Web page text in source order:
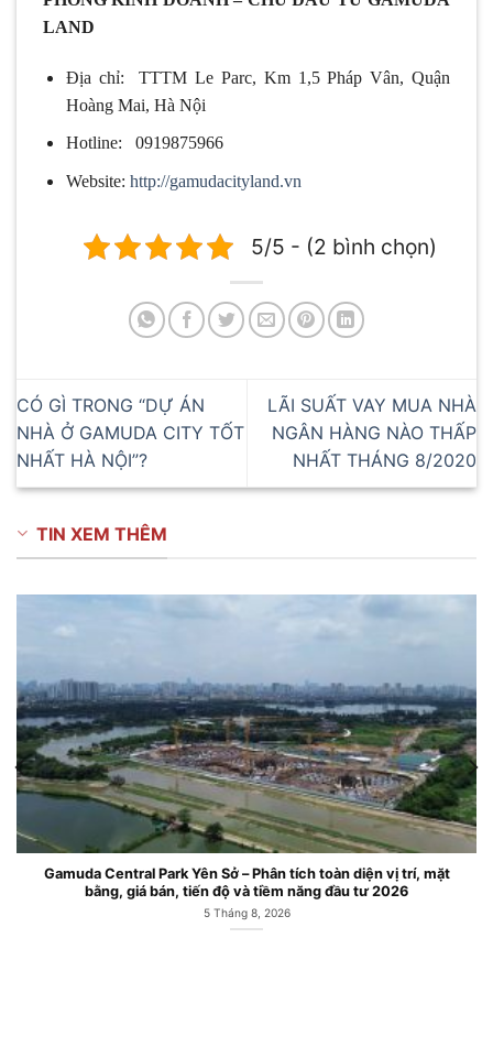
LAND
Địa chỉ: TTTM Le Parc, Km 1,5 Pháp Vân, Quận
Hoàng Mai, Hà Nội
Hotline: 0919875966
Website: http://gamudacityland.vn
5/5 - (2 bình chọn)
CÓ GÌ TRONG “DỰ ÁN
NHÀ Ở GAMUDA CITY TỐT
NHẤT HÀ NỘI”?
LÃI SUẤT VAY MUA NHÀ
NGÂN HÀNG NÀO THẤP
NHẤT THÁNG 8/2020
TIN XEM THÊM
Căn hộ chung cư Gamuda Central Park Công viên Yên Sở Hoàng
Mai
6 Tháng 7, 2026